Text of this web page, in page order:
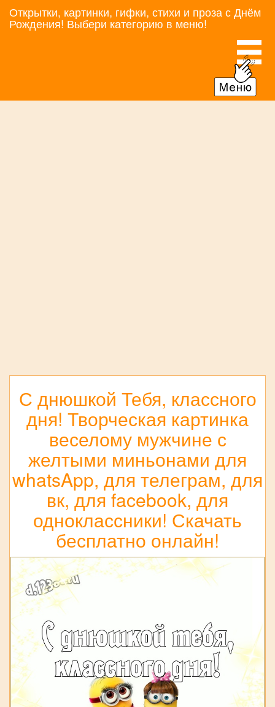
Открытки, картинки, гифки, стихи и проза с Днём
Рождения! Выбери категорию в меню!
С днюшкой Тебя, классного
дня! Творческая картинка
веселому мужчине с
желтыми миньонами для
whatsApp, для телеграм, для
вк, для facebook, для
одноклассники! Скачать
бесплатно онлайн!